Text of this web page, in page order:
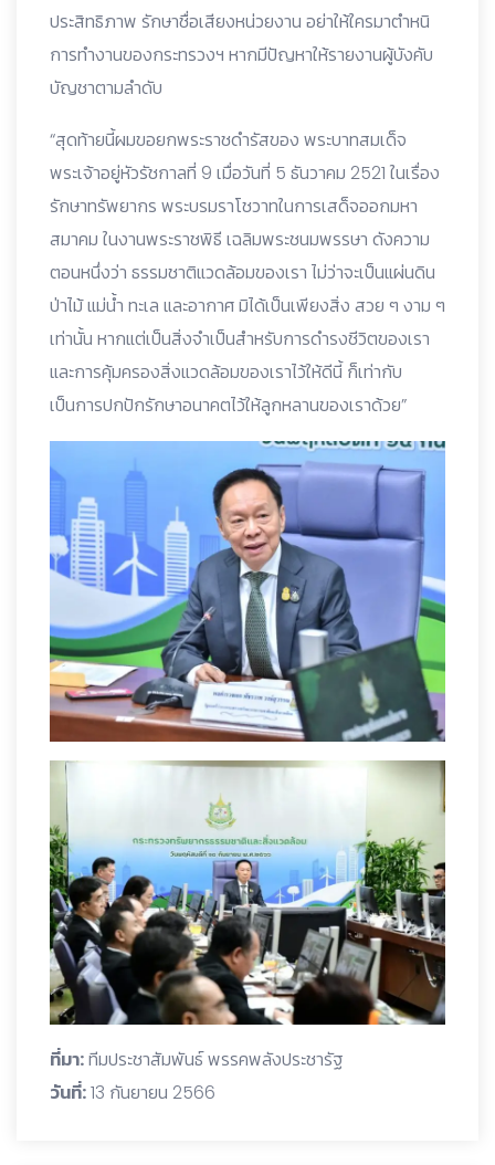
ประสิทธิภาพ รักษาชื่อเสียงหน่วยงาน อย่าให้ใครมาตำหนิ
การทำงานของกระทรวงฯ หากมีปัญหาให้รายงานผู้บังคับ
บัญชาตามลำดับ
“สุดท้ายนี้ผมขอยกพระราชดำรัสของ พระบาทสมเด็จ
พระเจ้าอยู่หัวรัชกาลที่ 9 เมื่อวันที่ 5 ธันวาคม 2521 ในเรื่อง
รักษาทรัพยากร พระบรมราโชวาทในการเสด็จออกมหา
สมาคม ในงานพระราชพิธี เฉลิมพระชนมพรรษา ดังความ
ตอนหนึ่งว่า ธรรมชาติแวดล้อมของเรา ไม่ว่าจะเป็นแผ่นดิน
ป่าไม้ แม่น้ำ ทะเล และอากาศ มิได้เป็นเพียงสิ่ง สวย ๆ งาม ๆ
เท่านั้น หากแต่เป็นสิ่งจำเป็นสำหรับการดำรงชีวิตของเรา
และการคุ้มครองสิ่งแวดล้อมของเราไว้ให้ดีนี้ ก็เท่ากับ
เป็นการปกปักรักษาอนาคตไว้ให้ลูกหลานของเราด้วย”
ที่มา:ทีมประชาสัมพันธ์ พรรคพลังประชารัฐ
วันที่:13 กันยายน 2566